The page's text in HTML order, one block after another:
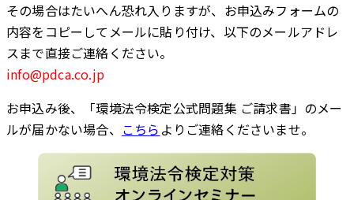
その場合はたいへん恐れ入りますが、お申込みフォームの
内容をコピーしてメールに貼り付け、以下のメールアドレ
スまで直接ご連絡ください。
info@pdca.co.jp
お申込み後、「環境法令検定公式問題集 ご請求書」のメー
ルが届かない場合、 こちら よりご連絡くださいませ。